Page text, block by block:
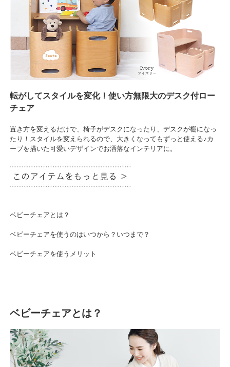
転がしてスタイルを変化！使い方無限大のデスク付ロー
チェア
置き方を変えるだけで、椅子がデスクになったり、デスクが棚になっ
たり！スタイルを変えられるので、大きくなってもずっと使える♪カ
ーブを描いた可愛いデザインでお洒落なインテリアに。
ベビーチェアとは？
ベビーチェアを使うのはいつから？いつまで？
ベビーチェアを使うメリット
ベビーチェアとは？